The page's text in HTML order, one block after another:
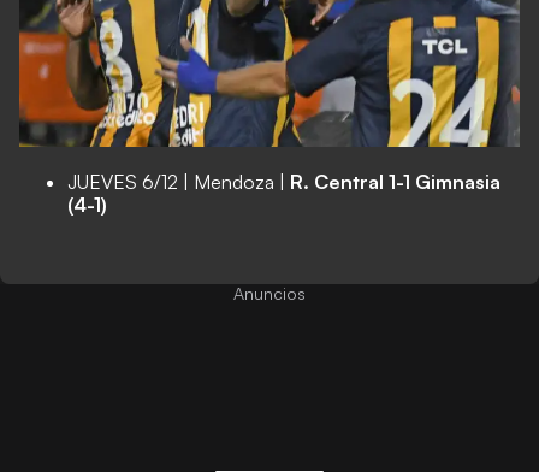
JUEVES 6/12 | Mendoza | R. Central 1-1 Gimnasia
(4-1)
Anuncios